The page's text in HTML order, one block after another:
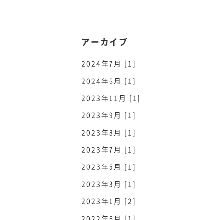
アーカイブ
2024年7月 [1]
2024年6月 [1]
2023年11月 [1]
2023年9月 [1]
2023年8月 [1]
2023年7月 [1]
2023年5月 [1]
2023年3月 [1]
2023年1月 [2]